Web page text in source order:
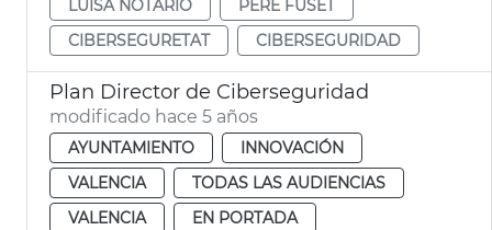
LUISA NOTARIO
PERE FUSET
CIBERSEGURETAT
CIBERSEGURIDAD
Plan Director de Ciberseguridad
modificado hace 5 años
AYUNTAMIENTO
INNOVACIÓN
VALENCIA
TODAS LAS AUDIENCIAS
VALENCIA
EN PORTADA